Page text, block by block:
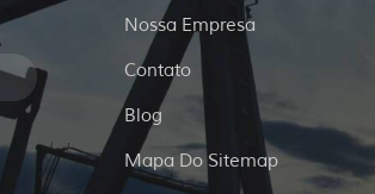
Nossa Empresa
Contato
Blog
Mapa Do Sitemap